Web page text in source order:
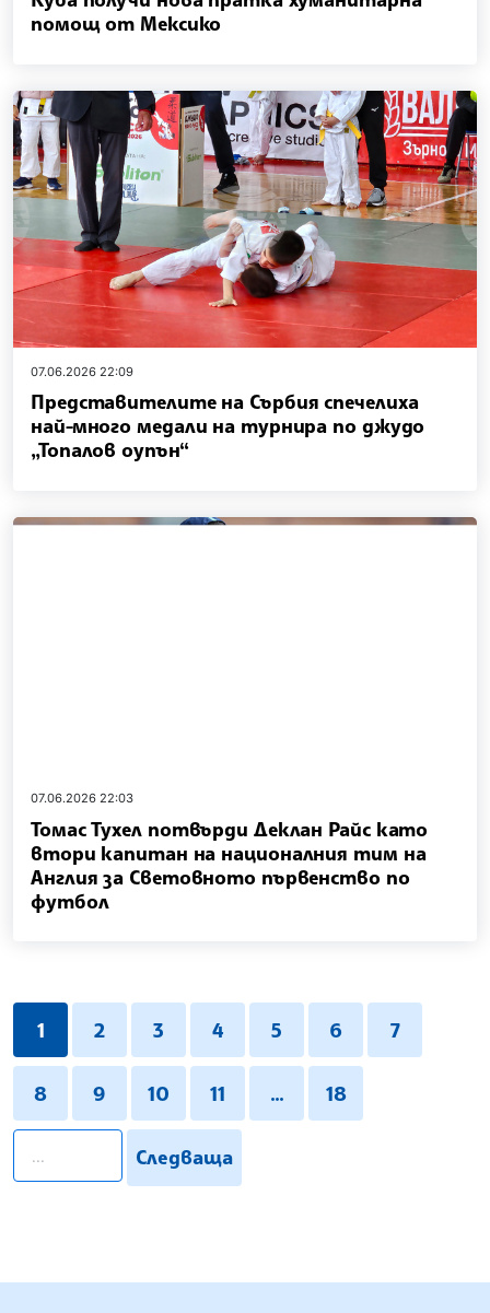
помощ от Мексико
07.06.2026 22:09
Представителите на Сърбия спечелиха
най-много медали на турнира по джудо
„Топалов оупън“
07.06.2026 22:03
Томас Тухел потвърди Деклан Райс като
втори капитан на националния тим на
Англия за Световното първенство по
футбол
1 2 3 4 5 6 7
8 9 10 11 ... 18
Следваща